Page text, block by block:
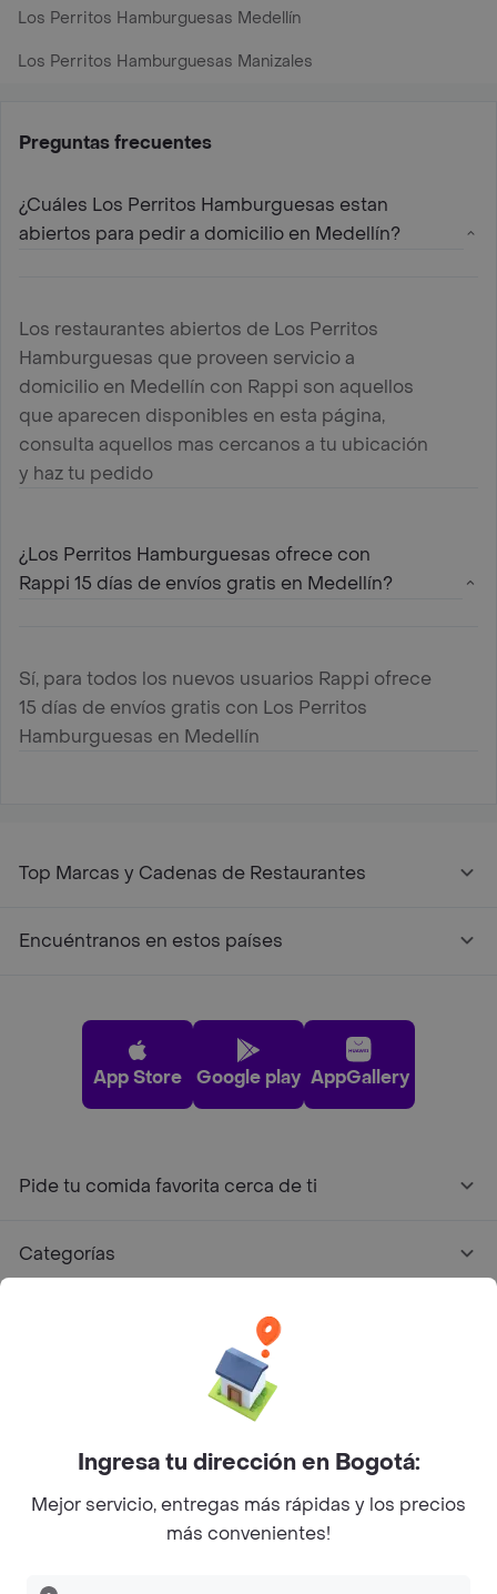
Los Perritos Hamburguesas Medellín
Los Perritos Hamburguesas Manizales
Preguntas frecuentes
¿Cuáles Los Perritos Hamburguesas estan
abiertos para pedir a domicilio en Medellín?
Los restaurantes abiertos de Los Perritos
Hamburguesas que proveen servicio a
domicilio en Medellín con Rappi son aquellos
que aparecen disponibles en esta página,
consulta aquellos mas cercanos a tu ubicación
y haz tu pedido
¿Los Perritos Hamburguesas ofrece con
Rappi 15 días de envíos gratis en Medellín?
Sí, para todos los nuevos usuarios Rappi ofrece
15 días de envíos gratis con Los Perritos
Hamburguesas en Medellín
Top Marcas y Cadenas de Restaurantes
Encuéntranos en estos países
App Store Google play AppGallery
Pide tu comida favorita cerca de ti
Categorías
Facebook
Twitter
Instagram
©2026Rappi Inc. All rights reserved.
Ingresa tu dirección en Bogotá:
Mejor servicio, entregas más rápidas y los precios
más convenientes!